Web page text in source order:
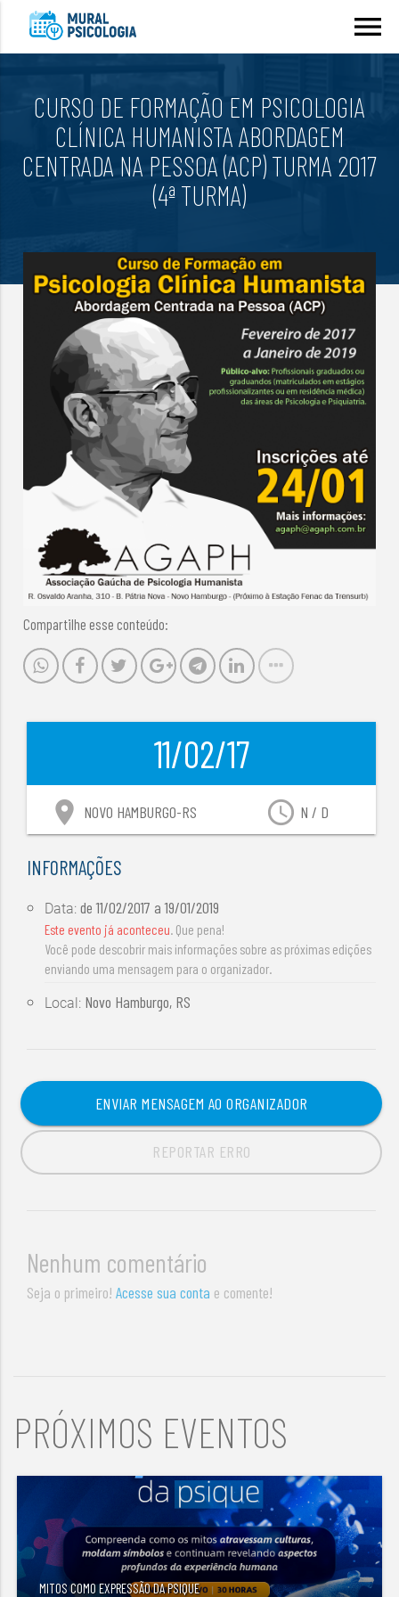
menu
CURSO DE FORMAÇÃO EM PSICOLOGIA
CLÍNICA HUMANISTA ABORDAGEM
CENTRADA NA PESSOA (ACP) TURMA 2017
(4ª TURMA)
Compartilhe esse conteúdo:
11/02/17
access_time N / D
location_on NOVO HAMBURGO-RS
INFORMAÇÕES
Data:de11/02/2017 a19/01/2019
Este evento já aconteceu. Que pena!
Você pode descobrir mais informações sobre as próximas edições
enviando uma mensagem para o organizador.
Local: Novo Hamburgo, RS
ENVIAR MENSAGEM AO ORGANIZADOR
REPORTAR ERRO
Nenhum comentário
Seja o primeiro!Acesse sua conta e comente!
PRÓXIMOS EVENTOS
MITOS COMO EXPRESSÃO DA PSIQUE